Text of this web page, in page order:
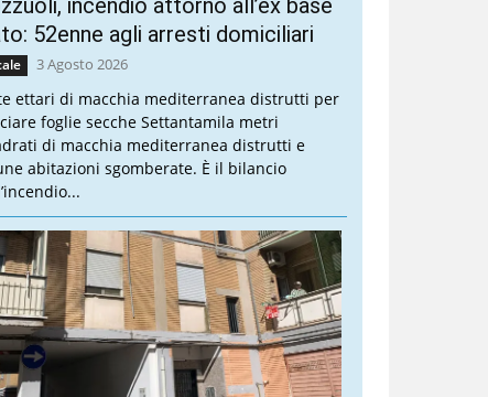
incendio attorno all’ex base
52enne agli arresti domiciliari
3 Agosto 2026
ettari di macchia mediterranea distrutti per
foglie secche Settantamila metri
di macchia mediterranea distrutti e
abitazioni sgomberate. È il bilancio